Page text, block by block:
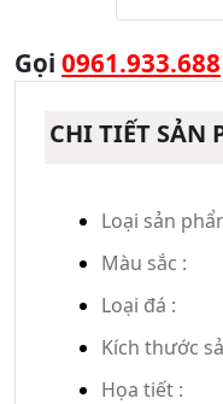
Gọi 0961.933.688
CHI TIẾT SẢN
Loại sản
Màu sắc :
Loại đá :
Kích thước
Họa tiết :